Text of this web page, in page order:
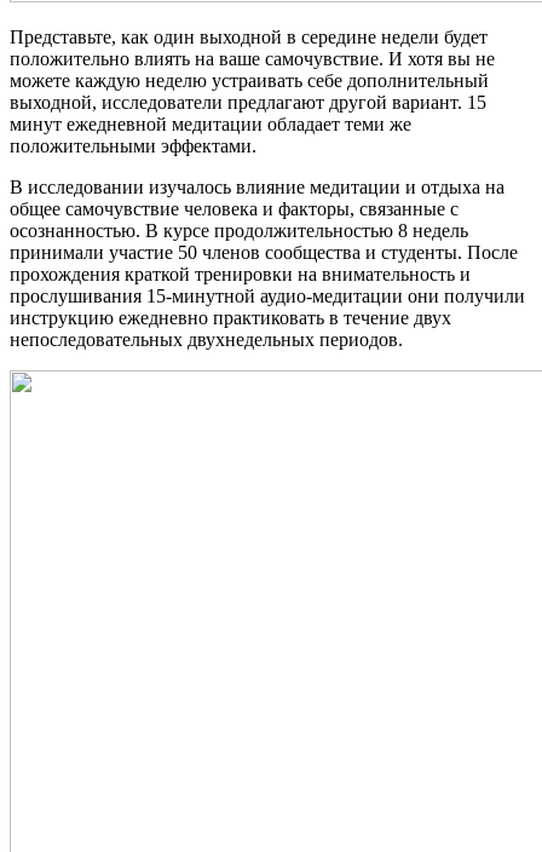
Представьте, как один выходной в середине недели будет
положительно влиять на ваше самочувствие. И хотя вы не
можете каждую неделю устраивать себе дополнительный
выходной, исследователи предлагают другой вариант. 15
минут ежедневной медитации обладает теми же
положительными эффектами.
В исследовании изучалось влияние медитации и отдыха на
общее самочувствие человека и факторы, связанные с
осознанностью. В курсе продолжительностью 8 недель
принимали участие 50 членов сообщества и студенты. После
прохождения краткой тренировки на внимательность и
прослушивания 15-минутной аудио-медитации они получили
инструкцию ежедневно практиковать в течение двух
непоследовательных двухнедельных периодов.